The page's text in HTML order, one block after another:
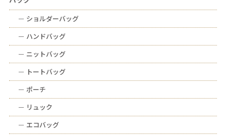
ー ショルダーバッグ
ー ハンドバッグ
ー ニットバッグ
ー トートバッグ
ー ポーチ
ー リュック
ー エコバッグ